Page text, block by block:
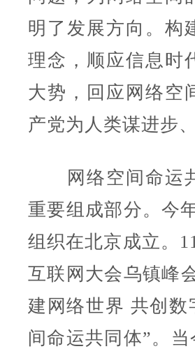
明了发展方向。构
理念，顺应信息时
大势，回应网络空
产党为人类谋进步
网络空间命运共
重要组成部分。今
组织在北京成立。
互联网大会乌镇峰
建网络世界 共创
间命运共同体”。